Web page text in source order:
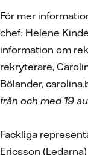
För mer
chef: Helene
information om
rekryterare,
Bölander,
från och med 19
Fackliga
Ericsson